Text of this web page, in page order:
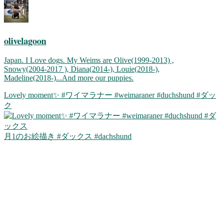
olivelagoon
Japan. I Love dogs. My Weims are Olive(1999-2013) ,
Snowy(2004-2017 ), Diana(2014-), Louie(2018-),
Madeline(2018-)...And more our puppies.
Lovely moment✨ #ワイマラナー #weimaraner #duchshund #ダッ
ク
月1のお絵描き #ダックス #dachshund